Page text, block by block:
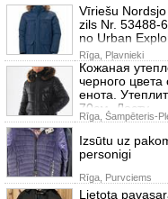
Vīriešu
zils Nr. 53488-
no Urban
Rīga, Pļavnieki
Кожаная
черного
енота.
70см. Досту
Rīga, Šampēteris-
Izsūtu uz
personigi
Rīga, Purvciems
Lietota